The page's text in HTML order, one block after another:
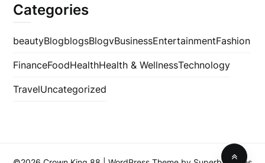
Categories
beautyBlogblogsBlogvBusinessEntertainmentFashion
FinanceFoodHealthHealth & WellnessTechnology
TravelUncategorized